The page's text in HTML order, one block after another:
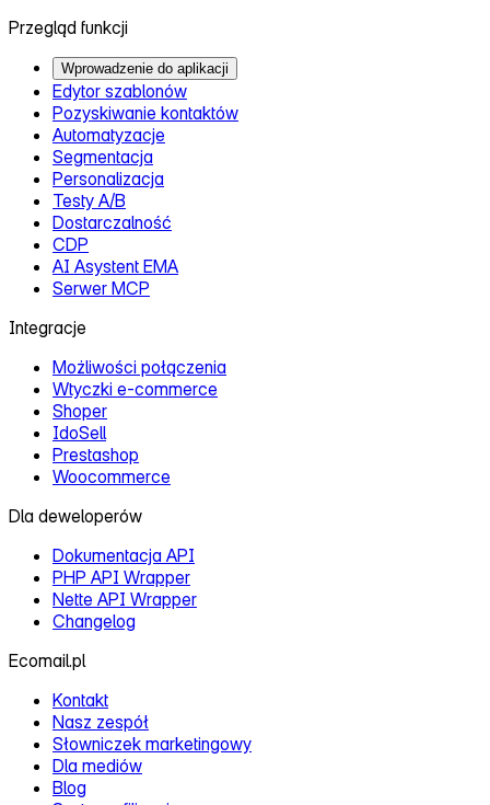
Przegląd funkcji
Wprowadzenie do aplikacji
Edytor szablonów
Pozyskiwanie kontaktów
Automatyzacje
Segmentacja
Personalizacja
Testy A/B
Dostarczalność
CDP
AI Asystent EMA
Serwer MCP
Integracje
Możliwości połączenia
Wtyczki e‑commerce
Shoper
IdoSell
Prestashop
Woocommerce
Dla deweloperów
Dokumentacja API
PHP API Wrapper
Nette API Wrapper
Changelog
Ecomail.pl
Kontakt
Nasz zespół
Słowniczek marketingowy
Dla mediów
Blog